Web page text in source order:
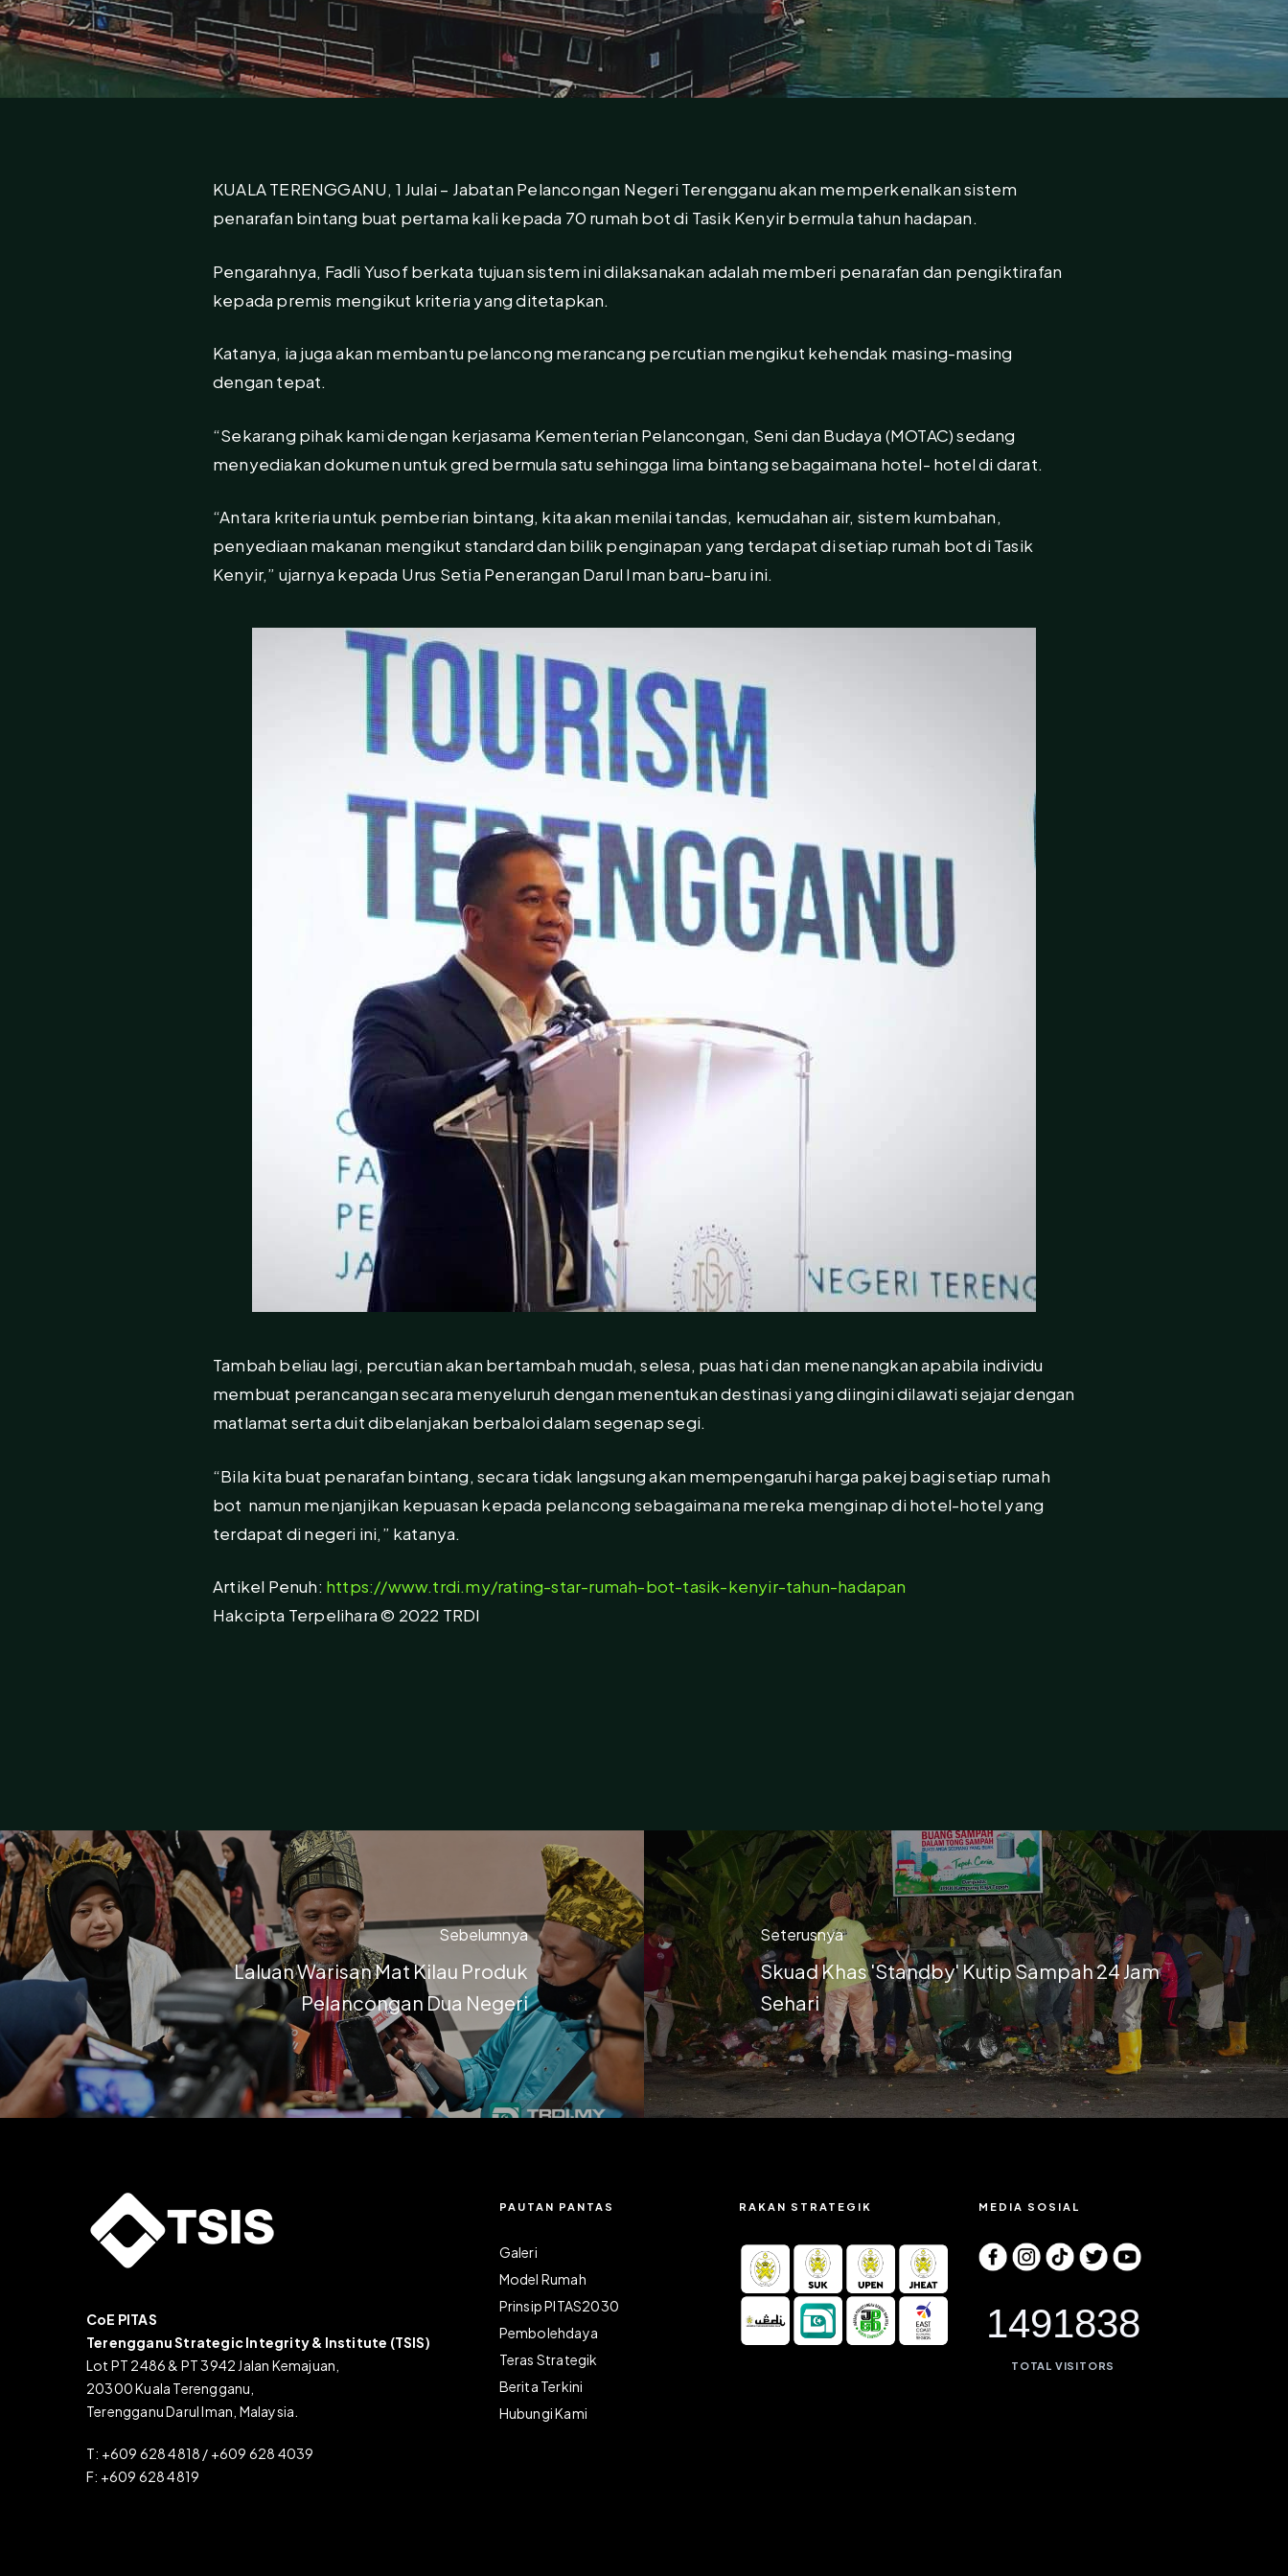
KUALA TERENGGANU, 1 Julai – Jabatan Pelancongan Negeri Terengganu akan memperkenalkan sistem
penarafan bintang buat pertama kali kepada 70 rumah bot di Tasik Kenyir bermula tahun hadapan.
Pengarahnya, Fadli Yusof berkata tujuan sistem ini dilaksanakan adalah memberi penarafan dan pengiktirafan
kepada premis mengikut kriteria yang ditetapkan.
Katanya, ia juga akan membantu pelancong merancang percutian mengikut kehendak masing-masing
dengan tepat.
“Sekarang pihak kami dengan kerjasama Kementerian Pelancongan, Seni dan Budaya (MOTAC) sedang
menyediakan dokumen untuk gred bermula satu sehingga lima bintang sebagaimana hotel- hotel di darat.
“Antara kriteria untuk pemberian bintang, kita akan menilai tandas, kemudahan air, sistem kumbahan,
penyediaan makanan mengikut standard dan bilik penginapan yang terdapat di setiap rumah bot di Tasik
Kenyir,” ujarnya kepada Urus Setia Penerangan Darul Iman baru-baru ini.
Tambah beliau lagi, percutian akan bertambah mudah, selesa, puas hati dan menenangkan apabila individu
membuat perancangan secara menyeluruh dengan menentukan destinasi yang diingini dilawati sejajar dengan
matlamat serta duit dibelanjakan berbaloi dalam segenap segi.
“Bila kita buat penarafan bintang, secara tidak langsung akan mempengaruhi harga pakej bagi setiap rumah
bot namun menjanjikan kepuasan kepada pelancong sebagaimana mereka menginap di hotel-hotel yang
terdapat di negeri ini,” katanya.
Artikel Penuh: https://www.trdi.my/rating-star-rumah-bot-tasik-kenyir-tahun-hadapan
Hakcipta Terpelihara © 2022 TRDI
Sebelumnya
Laluan Warisan Mat Kilau Produk
Pelancongan Dua Negeri
Seterusnya
Skuad Khas 'Standby' Kutip Sampah 24 Jam
Sehari
CoE PITAS
Terengganu Strategic Integrity & Institute (TSIS)
Lot PT 2486 & PT 3942 Jalan Kemajuan,
20300 Kuala Terengganu,
Terengganu Darul Iman, Malaysia.
T: +609 628 4818 / +609 628 4039
F: +609 628 4819
PAUTAN PANTAS
Galeri
Model Rumah
Prinsip PITAS2030
Pembolehdaya
Teras Strategik
Berita Terkini
Hubungi Kami
RAKAN STRATEGIK MEDIA SOSIAL
1491838
TOTAL VISITORS